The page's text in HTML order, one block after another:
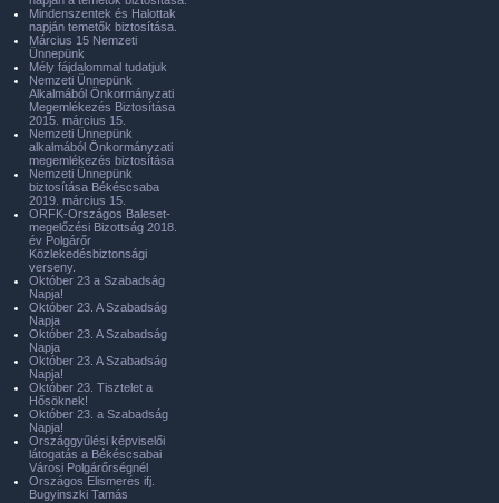
Mindenszentek és Halottak
napján temetők biztosítása.
Március 15 Nemzeti
Ünnepünk
Mély fájdalommal tudatjuk
Nemzeti Ünnepünk
Alkalmából Önkormányzati
Megemlékezés Biztosítása
2015. március 15.
Nemzeti Ünnepünk
alkalmából Önkormányzati
megemlékezés biztosítása
Nemzeti Ünnepünk
biztosítása Békéscsaba
2019. március 15.
ORFK-Országos Baleset-
megelőzési Bizottság 2018.
év Polgárőr
Közlekedésbiztonsági
verseny.
Október 23 a Szabadság
Napja!
Október 23. A Szabadság
Napja
Október 23. A Szabadság
Napja
Október 23. A Szabadság
Napja!
Október 23. Tisztelet a
Hősöknek!
Október 23. a Szabadság
Napja!
Országgyűlési képviselői
látogatás a Békéscsabai
Városi Polgárőrségnél
Országos Elismerés ifj.
Bugyinszki Tamás